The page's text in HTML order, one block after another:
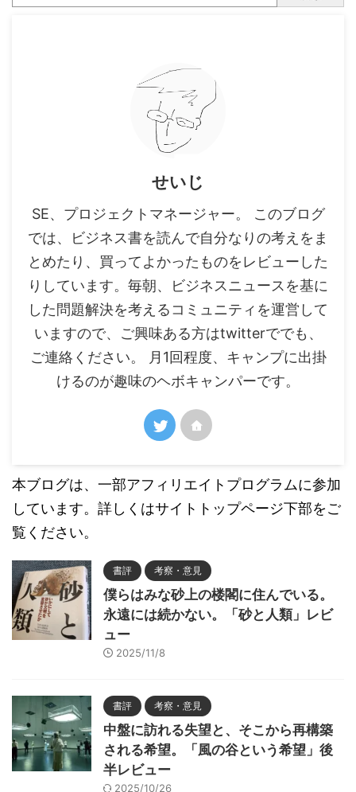
せいじ
SE、プロジェクトマネージャー。 このブログ
では、ビジネス書を読んで自分なりの考えをま
とめたり、買ってよかったものをレビューした
りしています。毎朝、ビジネスニュースを基に
した問題解決を考えるコミュニティを運営して
いますので、ご興味ある方はtwitterででも、
ご連絡ください。 月1回程度、キャンプに出掛
けるのが趣味のヘボキャンパーです。
本ブログは、一部アフィリエイトプログラムに参加
しています。詳しくはサイトトップページ下部をご
覧ください。
書評 考察・意見
僕らはみな砂上の楼閣に住んでいる。
永遠には続かない。「砂と人類」レビ
ュー
2025/11/8
書評 考察・意見
中盤に訪れる失望と、そこから再構築
される希望。「風の谷という希望」後
半レビュー
2025/10/26